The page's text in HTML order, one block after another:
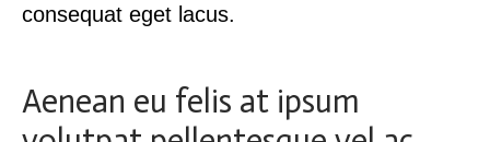
consequat eget lacus.
Aenean eu felis at ipsum